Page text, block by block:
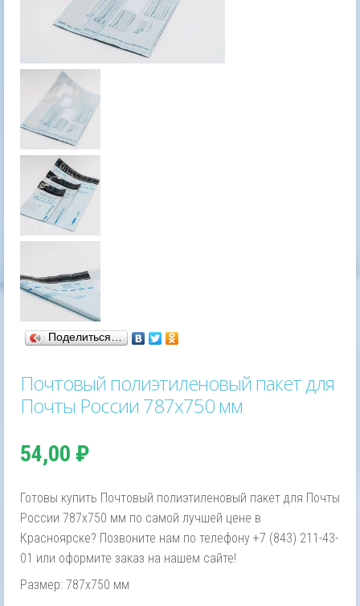
Поделиться…
Почтовый полиэтиленовый пакет для
Почты России 787х750 мм
54,00 ₽
Готовы купить Почтовый полиэтиленовый пакет для Почты
России 787х750 мм по самой лучшей цене в
Красноярске? Позвоните нам по телефону +7 (843) 211-43-
01 или оформите заказ на нашем сайте!
Размер: 787х750 мм